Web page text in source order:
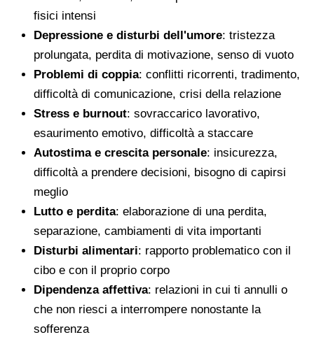
fisici intensi
Depressione e disturbi dell'umore: tristezza
prolungata, perdita di motivazione, senso di vuoto
Problemi di coppia: conflitti ricorrenti, tradimento,
difficoltà di comunicazione, crisi della relazione
Stress e burnout: sovraccarico lavorativo,
esaurimento emotivo, difficoltà a staccare
Autostima e crescita personale: insicurezza,
difficoltà a prendere decisioni, bisogno di capirsi
meglio
Lutto e perdita: elaborazione di una perdita,
separazione, cambiamenti di vita importanti
Disturbi alimentari: rapporto problematico con il
cibo e con il proprio corpo
Dipendenza affettiva: relazioni in cui ti annulli o
che non riesci a interrompere nonostante la
sofferenza